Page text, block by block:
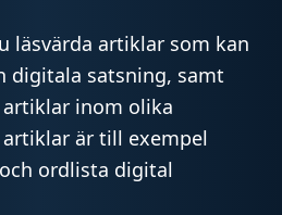
läsvärda artiklar som kan
digitala satsning, samt
inom olika
är till exempel
ordlista digital